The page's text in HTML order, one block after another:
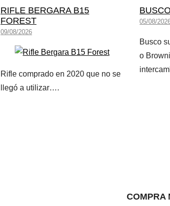
RIFLE BERGARA B15
FOREST
09/08/2026
Rifle comprado en 2020 que no se
llegó a utilizar….
05/08/
Busco
o
COMPRA